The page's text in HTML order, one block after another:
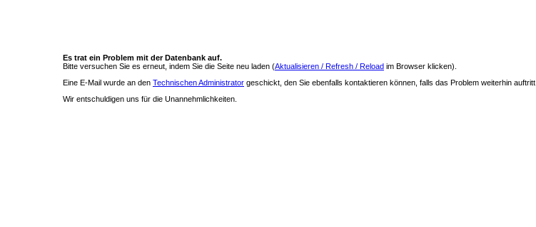
Es trat ein Problem mit der Datenbank auf.
Bitte versuchen Sie es erneut, indem Sie die Seite neu laden (Aktualisieren / Refresh / Reload im Browser klicken).
Eine E-Mail wurde an den Technischen Administrator geschickt, den Sie ebenfalls kontaktieren können, falls das Problem weiterhin auftritt.
Wir entschuldigen uns für die Unannehmlichkeiten.